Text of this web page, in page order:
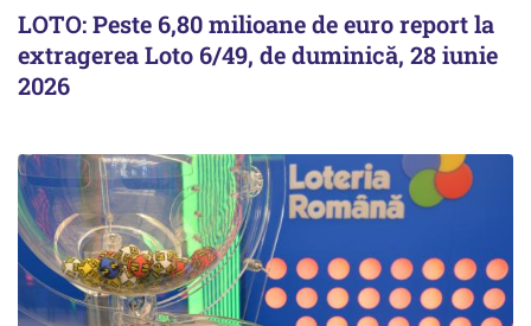
LOTO: Peste 6,80 milioane de euro report la
extragerea Loto 6/49, de duminică, 28 iunie
2026